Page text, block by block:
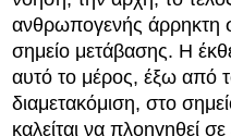
ανθρωπογενής άρρηκτη
σημείο μετάβασης. Η
αυτό το μέρος, έξω από
διαμετακόμιση, στο
καλείται να πλοηγηθεί